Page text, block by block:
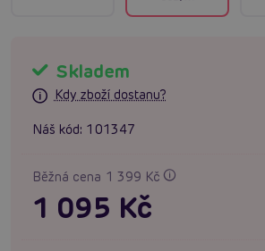
Skladem
Kdy zboží dostanu?
Náš kód: 101347
Běžná cena 1 399 Kč
1 095 Kč